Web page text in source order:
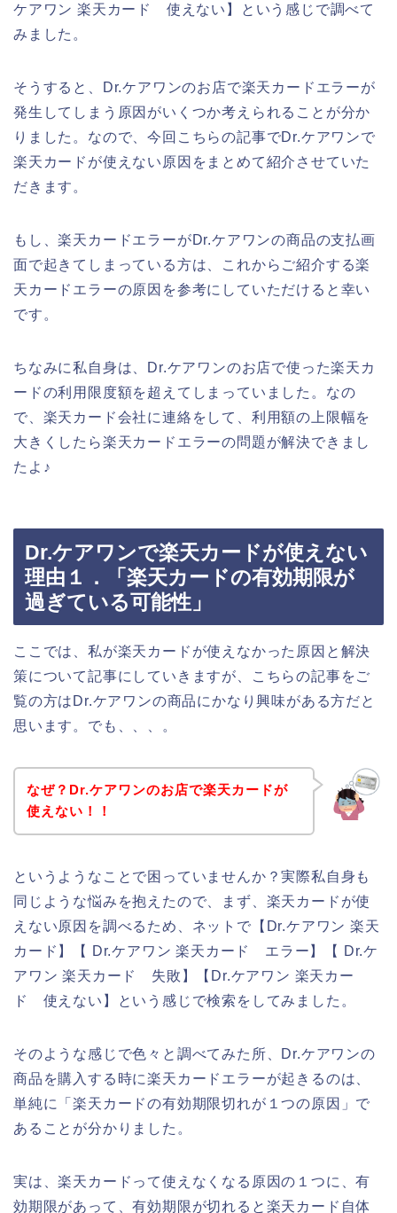
ケアワン 楽天カード 使えない】という感じで調べて
みました。
そうすると、Dr.ケアワンのお店で楽天カードエラーが
発生してしまう原因がいくつか考えられることが分か
りました。なので、今回こちらの記事でDr.ケアワンで
楽天カードが使えない原因をまとめて紹介させていた
だきます。
もし、楽天カードエラーがDr.ケアワンの商品の支払画
面で起きてしまっている方は、これからご紹介する楽
天カードエラーの原因を参考にしていただけると幸い
です。
ちなみに私自身は、Dr.ケアワンのお店で使った楽天カ
ードの利用限度額を超えてしまっていました。なの
で、楽天カード会社に連絡をして、利用額の上限幅を
大きくしたら楽天カードエラーの問題が解決できまし
たよ♪
Dr.ケアワンで楽天カードが使えない
理由１．「楽天カードの有効期限が
過ぎている可能性」
ここでは、私が楽天カードが使えなかった原因と解決
策について記事にしていきますが、こちらの記事をご
覧の方はDr.ケアワンの商品にかなり興味がある方だと
思います。でも、、、。
なぜ？Dr.ケアワンのお店で楽天カードが
使えない！！
というようなことで困っていませんか？実際私自身も
同じような悩みを抱えたので、まず、楽天カードが使
えない原因を調べるため、ネットで【Dr.ケアワン 楽天
カード】【 Dr.ケアワン 楽天カード エラー】【 Dr.ケ
アワン 楽天カード 失敗】【Dr.ケアワン 楽天カー
ド 使えない】という感じで検索をしてみました。
そのような感じで色々と調べてみた所、Dr.ケアワンの
商品を購入する時に楽天カードエラーが起きるのは、
単純に「楽天カードの有効期限切れが１つの原因」で
あることが分かりました。
実は、楽天カードって使えなくなる原因の１つに、有
効期限があって、有効期限が切れると楽天カード自体